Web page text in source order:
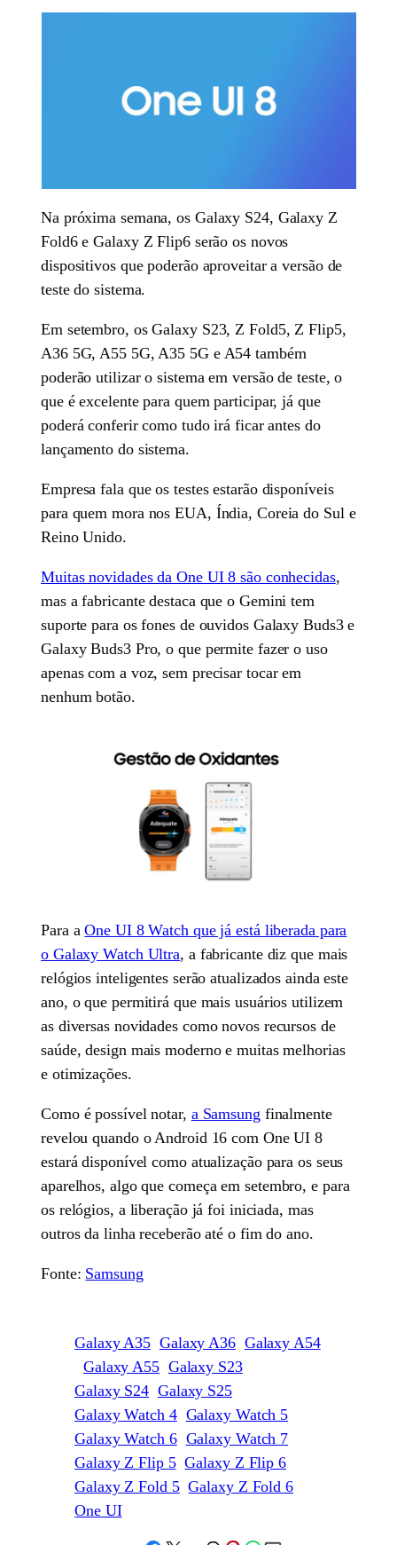
Na próxima semana, os Galaxy S24, Galaxy Z
Fold6 e Galaxy Z Flip6 serão os novos
dispositivos que poderão aproveitar a versão de
teste do sistema.
Em setembro, os Galaxy S23, Z Fold5, Z Flip5,
A36 5G, A55 5G, A35 5G e A54 também
poderão utilizar o sistema em versão de teste, o
que é excelente para quem participar, já que
poderá conferir como tudo irá ficar antes do
lançamento do sistema.
Empresa fala que os testes estarão disponíveis
para quem mora nos EUA, Índia, Coreia do Sul e
Reino Unido.
Muitas novidades da One UI 8 são conhecidas,
mas a fabricante destaca que o Gemini tem
suporte para os fones de ouvidos Galaxy Buds3 e
Galaxy Buds3 Pro, o que permite fazer o uso
apenas com a voz, sem precisar tocar em
nenhum botão.
Para aOne UI 8 Watch que já está liberada para
o Galaxy Watch Ultra, a fabricante diz que mais
relógios inteligentes serão atualizados ainda este
ano, o que permitirá que mais usuários utilizem
as diversas novidades como novos recursos de
saúde, design mais moderno e muitas melhorias
e otimizações.
Como é possível notar, a Samsung finalmente
revelou quando o Android 16 com One UI 8
estará disponível como atualização para os seus
aparelhos, algo que começa em setembro, e para
os relógios, a liberação já foi iniciada, mas
outros da linha receberão até o fim do ano.
Fonte: Samsung
Galaxy A35 Galaxy A36 Galaxy A54
Galaxy A55 Galaxy S23
Galaxy S24 Galaxy S25
Galaxy Watch 4 Galaxy Watch 5
Galaxy Watch 6 Galaxy Watch 7
Galaxy Z Flip 5 Galaxy Z Flip 6
Galaxy Z Fold 5 Galaxy Z Fold 6
One UI